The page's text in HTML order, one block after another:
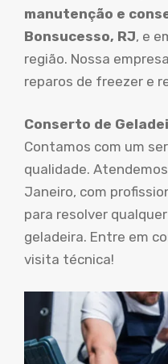
manutenção e
Bonsucesso, RJ, e
região. Nossa
reparos de freezer e
Conserto de
Contamos com um
qualidade.
Janeiro, com
para resolver
geladeira. Entre em
visita técnica!